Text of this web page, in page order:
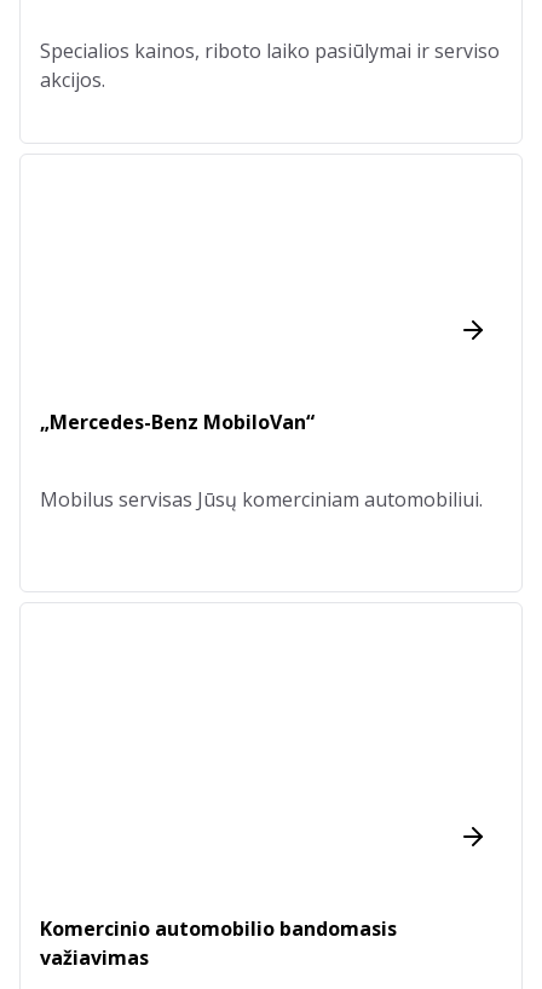
Specialios kainos, riboto laiko pasiūlymai ir serviso
akcijos.
„Mercedes-Benz MobiloVan“
Mobilus servisas Jūsų komerciniam automobiliui.
Komercinio automobilio bandomasis
važiavimas